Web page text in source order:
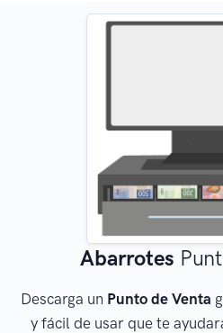
Abarrotes
Descarga un Punto de Venta
y fácil de usar que te